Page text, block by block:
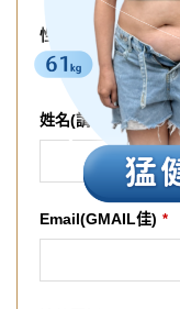
性別
女性 男性
姓名(請填中文全名) *
Email(GMAIL佳) *